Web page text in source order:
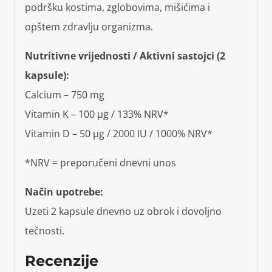
podršku kostima, zglobovima, mišićima i
opštem zdravlju organizma.
Nutritivne vrijednosti / Aktivni sastojci (2
kapsule):
Calcium – 750 mg
Vitamin K – 100 µg / 133% NRV*
Vitamin D – 50 µg / 2000 IU / 1000% NRV*
*NRV = preporučeni dnevni unos
Način upotrebe:
Uzeti 2 kapsule dnevno uz obrok i dovoljno
tečnosti.
Recenzije